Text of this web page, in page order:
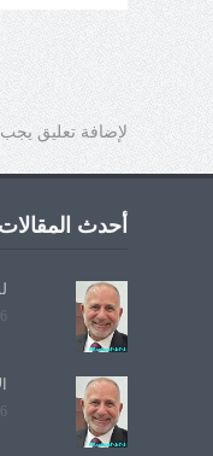
لإضافة تعليق
أحدث المقالات